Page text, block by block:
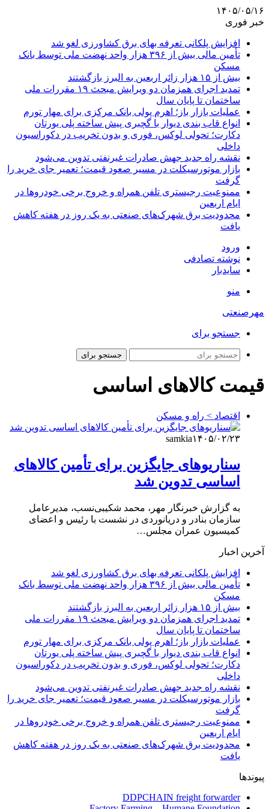
۱۴۰۵/۰۵/۱۶
خبر فوری
افزایش پلکانی تعرفه بهای برق کشاورزی لغو شد
تأمین مالی بیش از ۳۹۶ هزار واحد نهضت ملی توسط بانک
مسکن
بیش از ۱۵ هزار زائر اربعین به البرز بازگشتند
تمدید اجرای همزمان دو ویرایش مبحث ۱۹ مقررات ملی
ساختمان تا پایان سال
عملیات بازار باز؛ اهرم پولی بانک مرکزی برای مهار تورم
انواع قاب بندی دیوار با گچبری پیش ساخته پلی یورتان
دکارت؛ تحولی لوکس، فوری و بدون تخریب در دکوراسیون
داخلی
نقشه راه جدید جهش صادرات غیرنفتی تدوین می‌شود
بازار موتورسیکلت در مسیر صعود قیمت؛ تعمیر جای خرید را
گرفت
ممنوعیت رجیستری تلفن همراه و خروج برخی خودروها در
ایام اربعین
محدودیت برق شهرک‌های صنعتی به یک روز در هفته کاهش
یافت
ورود
نوشته تصادفی
سایدبار
منو
مهرصنعتی
جستجو برای
جستجو برای
قیمت کالاهای اساسی
اقتصاد > راه و مسکن
samkia۱۴۰۵/۰۲/۲۳
سناریوهای جایگزین برای تأمین کالاهای
اساسی تدوین شد
به گزارش خبرنگار مهر، محمد شکیبی‌نسب، مدیرعامل
سازمان بنادر و دریانوردی در نشست با رئیس و اعضای
کمیسیون عمران مجلس…
آخرین اخبار
افزایش پلکانی تعرفه بهای برق کشاورزی لغو شد
تأمین مالی بیش از ۳۹۶ هزار واحد نهضت ملی توسط بانک
مسکن
بیش از ۱۵ هزار زائر اربعین به البرز بازگشتند
تمدید اجرای همزمان دو ویرایش مبحث ۱۹ مقررات ملی
ساختمان تا پایان سال
عملیات بازار باز؛ اهرم پولی بانک مرکزی برای مهار تورم
انواع قاب بندی دیوار با گچبری پیش ساخته پلی یورتان
دکارت؛ تحولی لوکس، فوری و بدون تخریب در دکوراسیون
داخلی
نقشه راه جدید جهش صادرات غیرنفتی تدوین می‌شود
بازار موتورسیکلت در مسیر صعود قیمت؛ تعمیر جای خرید را
گرفت
ممنوعیت رجیستری تلفن همراه و خروج برخی خودروها در
ایام اربعین
محدودیت برق شهرک‌های صنعتی به یک روز در هفته کاهش
یافت
پیوندها
DDPCHAIN freight forwarder